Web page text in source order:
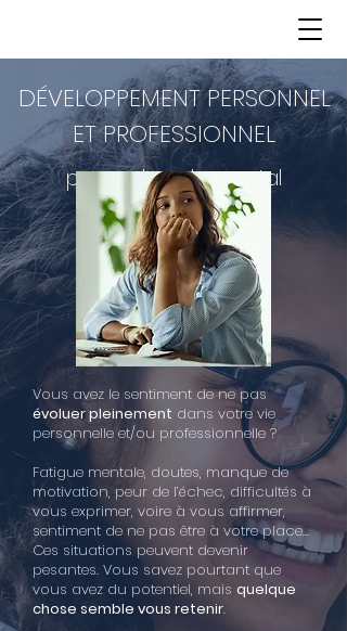
DÉVELOPPEMENT PERSONNEL
ET PROFESSIONNEL
pour calmer le mental
Vous avez le sentiment de ne pas
évoluer pleinement dans votre vie
personnelle et/ou professionnelle ?
Fatigue mentale, doutes, manque de
motivation, peur de l’échec, difficultés à
vous exprimer, voire à vous affirmer,
sentiment de ne pas être à votre place…
Ces situations peuvent devenir
pesantes. Vous savez pourtant que
vous avez du potentiel, mais quelque
chose semble vous retenir.